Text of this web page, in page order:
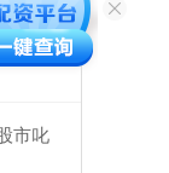
易更
市叱